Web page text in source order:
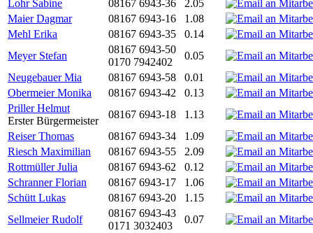
Lohr Sabine
08167 6943-36
2.05
Maier Dagmar
08167 6943-16
1.08
Mehl Erika
08167 6943-35
0.14
Meyer Stefan
08167 6943-50
0170 7942402
0.05
Neugebauer Mia
08167 6943-58
0.01
Obermeier Monika
08167 6943-42
0.13
Priller Helmut
Erster Bürgermeister
08167 6943-18
1.13
Reiser Thomas
08167 6943-34
1.09
Riesch Maximilian
08167 6943-55
2.09
Rottmüller Julia
08167 6943-62
0.12
Schranner Florian
08167 6943-17
1.06
Schütt Lukas
08167 6943-20
1.15
Sellmeier Rudolf
08167 6943-43
0171 3032403
0.07